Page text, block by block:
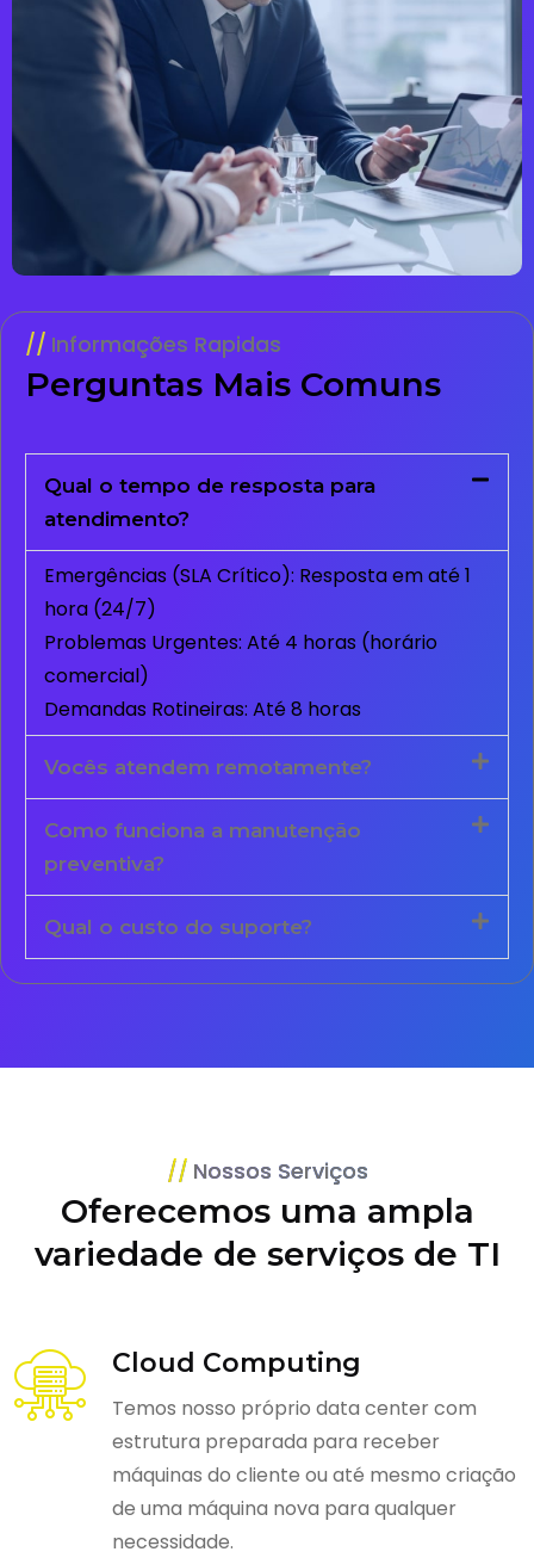
Informações Rapidas
Perguntas Mais Comuns
Qual o tempo de resposta para
atendimento?
Emergências (SLA Crítico): Resposta em até 1
hora (24/7)
Problemas Urgentes: Até 4 horas (horário
comercial)
Demandas Rotineiras: Até 8 horas
Vocês atendem remotamente?
Como funciona a manutenção
preventiva?
Qual o custo do suporte?
Nossos Serviços
Oferecemos uma ampla
variedade de serviços de TI
Cloud Computing
Temos nosso próprio data center com
estrutura preparada para receber
máquinas do cliente ou até mesmo criação
de uma máquina nova para qualquer
necessidade.